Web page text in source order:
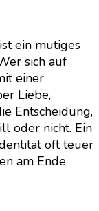
ist ein mutiges
sich auf
einer
Liebe,
Entscheidung,
oder nicht. Ein
oft teuer
am Ende